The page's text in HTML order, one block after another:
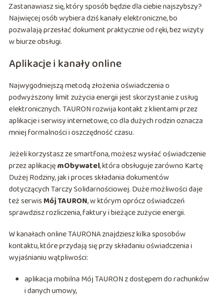
Zastanawiasz się, który sposób będzie dla ciebie najszybszy?
Najwięcej osób wybiera dziś kanały elektroniczne, bo
pozwalają przesłać dokument praktycznie od ręki, bez wizyty
w biurze obsługi.
Aplikacje i kanały online
Najwygodniejszą metodą złożenia oświadczenia o
podwyższony limit zużycia energii jest skorzystanie z usług
elektronicznych. TAURON rozwija kontakt z klientami przez
aplikacje i serwisy internetowe, co dla dużych rodzin oznacza
mniej formalności i oszczędność czasu.
Jeżeli korzystasz ze smartfona, możesz wysłać oświadczenie
przez aplikacjęmObywatel, która obsługuje zarówno Kartę
Dużej Rodziny, jak i proces składania dokumentów
dotyczących Tarczy Solidarnościowej. Duże możliwości daje
też serwis Mój TAURON, w którym oprócz oświadczeń
sprawdzisz rozliczenia, faktury i bieżące zużycie energii.
W kanałach online TAURONA znajdziesz kilka sposobów
kontaktu, które przydają się przy składaniu oświadczenia i
wyjaśnianiu wątpliwości:
aplikacja mobilna Mój TAURON z dostępem do rachunków
i danych umowy,